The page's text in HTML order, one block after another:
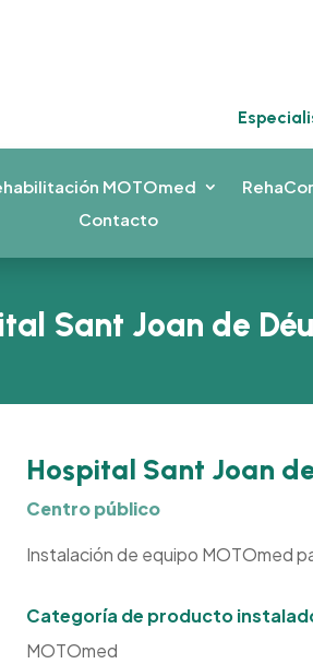
MOTOmed
Contacto
Sant Joan de Déu
Hospital Sant Joan
Centro público
Instalación de equipo MOTOmed
Categoría de producto
MOTOmed